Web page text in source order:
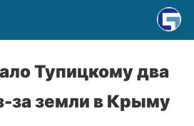
Тупицкому два
за земли в Крыму